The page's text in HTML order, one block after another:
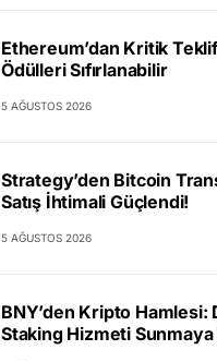
Ethereum’dan Kritik
Ödülleri Sıfırlanabilir
5 AĞUSTOS 2026
Strategy’den Bitcoin
Satış İhtimali Güçlendi!
5 AĞUSTOS 2026
BNY’den Kripto Hamlesi:
Staking Hizmeti Sunmaya